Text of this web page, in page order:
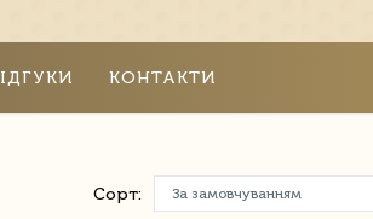
КОНТАКТИ
Сорт: